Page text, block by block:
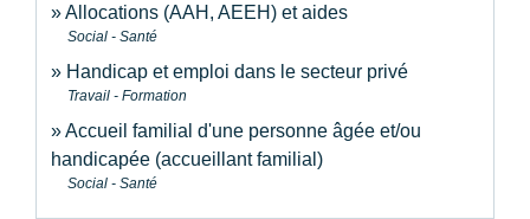
Allocations (AAH, AEEH) et aides
Social - Santé
Handicap et emploi dans le secteur privé
Travail - Formation
Accueil familial d'une personne âgée et/ou
handicapée (accueillant familial)
Social - Santé